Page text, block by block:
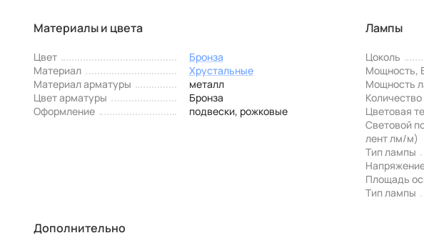
Материалы и цвета
Цвет
Бронза
Материал
Хрустальные
Материал арматуры
металл
Цвет арматуры
Бронза
Оформление
подвески, рожковые
Лампы
Цоколь
Мощность,
Мощность
Цветовая
Световой
лент лм/м)
Тип лампы
Площадь
Тип лампы
Дополнительно